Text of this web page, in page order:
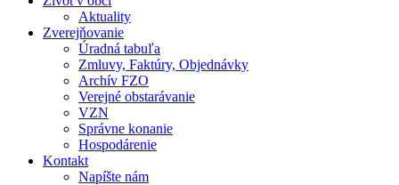
Aktuality
Zverejňovanie
Úradná tabuľa
Zmluvy, Faktúry, Objednávky
Archív FZO
Verejné obstarávanie
VZN
Správne konanie
Hospodárenie
Kontakt
Napíšte nám